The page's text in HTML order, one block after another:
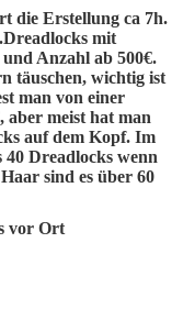
die Erstellung ca 7h.
mit
Anzahl ab 500€.
täuschen, wichtig ist
man von einer
aber meist hat man
auf dem Kopf. Im
Dreadlocks wenn
sind es über 60
vor Ort